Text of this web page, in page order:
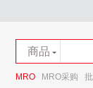
商品
店铺
MRO MRO采购